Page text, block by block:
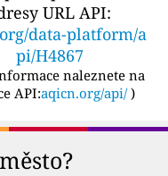
URL API:
data-platform/a
pi/H4867
naleznete na
API:aqicn.org/api/ )